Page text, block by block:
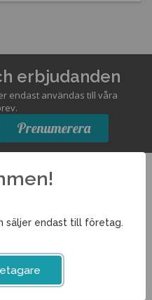
erbjudanden
endast användas till våra
Prenumerera
säljer endast till företag.